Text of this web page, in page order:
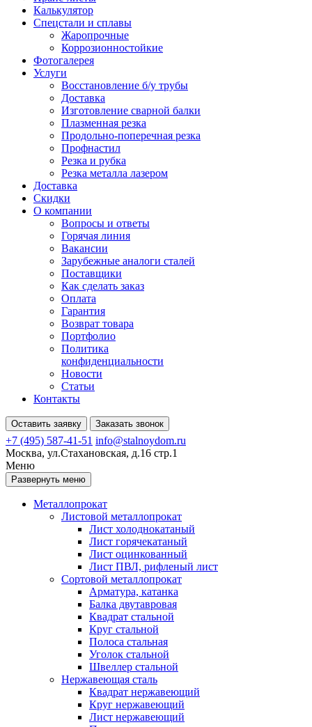
Калькулятор
Спецстали и сплавы
Жаропрочные
Коррозионностойкие
Фотогалерея
Услуги
Восстановление б/у трубы
Доставка
Изготовление сварной балки
Плазменная резка
Продольно-поперечная резка
Профнастил
Резка и рубка
Резка металла лазером
Доставка
Скидки
О компании
Вопросы и ответы
Горячая линия
Вакансии
Зарубежные аналоги сталей
Поставщики
Как сделать заказ
Оплата
Гарантия
Возврат товара
Портфолио
Политика
конфиденциальности
Новости
Статьи
Контакты
Оставить заявку Заказать звонок
+7 (495) 587-41-51 info@stalnoydom.ru
Москва, ул.Стахановская, д.16 стр.1
Меню
Развернуть меню
Металлопрокат
Листовой металлопрокат
Лист холоднокатаный
Лист горячекатаный
Лист оцинкованный
Лист ПВЛ, рифленый лист
Сортовой металлопрокат
Арматура, катанка
Балка двутавровая
Квадрат стальной
Круг стальной
Полоса стальная
Уголок стальной
Швеллер стальной
Нержавеющая сталь
Квадрат нержавеющий
Круг нержавеющий
Лист нержавеющий